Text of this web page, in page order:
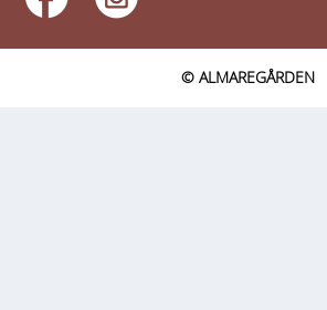
© ALMAREGÅRDEN